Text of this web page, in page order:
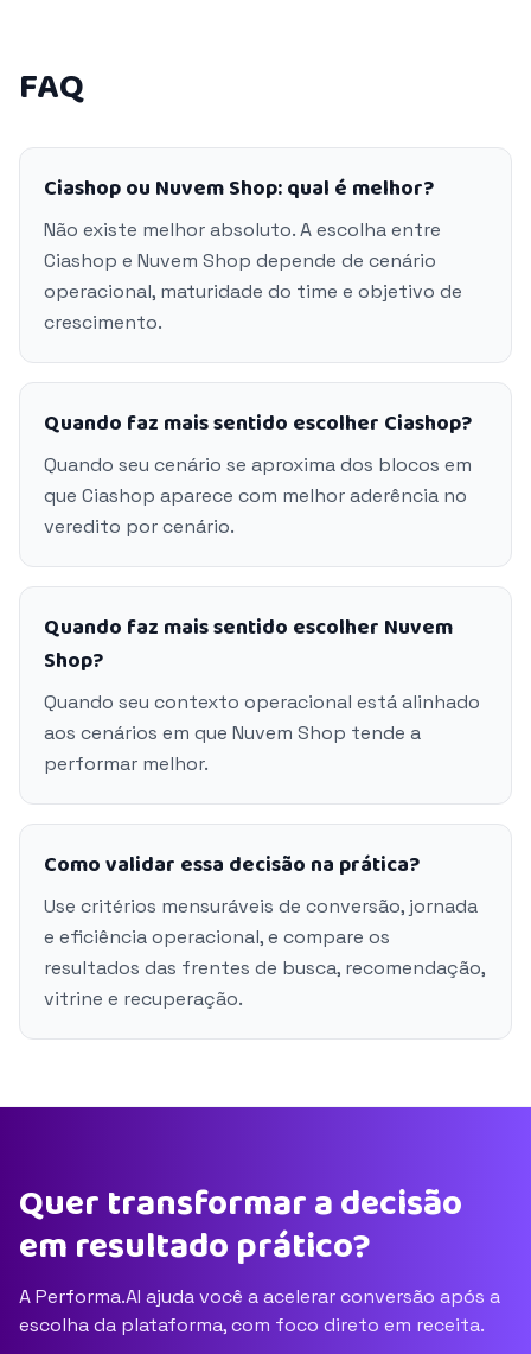
FAQ
Ciashop ou Nuvem Shop: qual é melhor?
Não existe melhor absoluto. A escolha entre
Ciashop e Nuvem Shop depende de cenário
operacional, maturidade do time e objetivo de
crescimento.
Quando faz mais sentido escolher Ciashop?
Quando seu cenário se aproxima dos blocos em
que Ciashop aparece com melhor aderência no
veredito por cenário.
Quando faz mais sentido escolher Nuvem
Shop?
Quando seu contexto operacional está alinhado
aos cenários em que Nuvem Shop tende a
performar melhor.
Como validar essa decisão na prática?
Use critérios mensuráveis de conversão, jornada
e eficiência operacional, e compare os
resultados das frentes de busca, recomendação,
vitrine e recuperação.
Quer transformar a decisão
em resultado prático?
A Performa.AI ajuda você a acelerar conversão após a
escolha da plataforma, com foco direto em receita.